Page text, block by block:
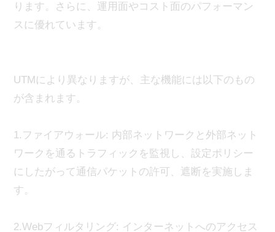
ります。さらに、運用面やコスト面のパフォーマン
スに優れています。
UTMにより異なりますが、主な機能には以下のもの
が含まれます。
1.ファイアウォール: 内部ネットワークと外部ネット
ワークを通るトラフィックを監視し、設定ポリシー
にしたがって通信パケットの許可、遮断を実施しま
す。
2.Webフィルタリング: インターネットへのアクセス